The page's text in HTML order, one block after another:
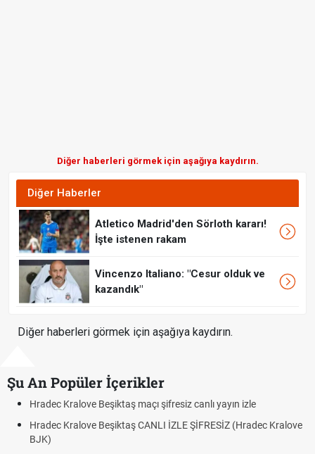
Diğer haberleri görmek için aşağıya kaydırın.
Diğer Haberler
Atletico Madrid'den Sörloth kararı!
İşte istenen rakam
Vincenzo Italiano: "Cesur olduk ve
kazandık"
Diğer haberleri görmek için aşağıya kaydırın.
Şu An Popüler İçerikler
Kralove Beşiktaş maçı şifresiz canlı yayın izle
Kralove Beşiktaş CANLI İZLE ŞİFRESİZ (Hradec Kralove